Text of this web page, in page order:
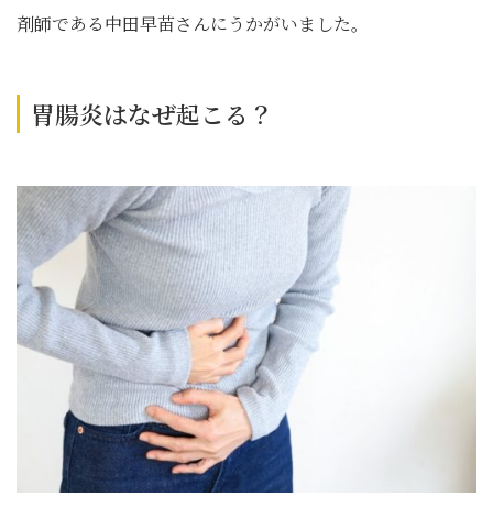
剤師である中田早苗さんにうかがいました。
胃腸炎はなぜ起こる？